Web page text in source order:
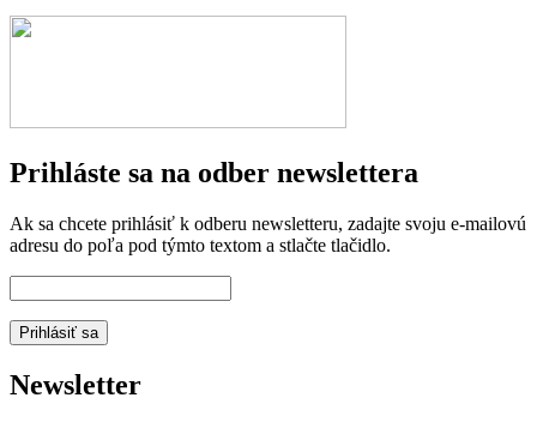
Prihláste sa na odber newslettera
Ak sa chcete prihlásiť k odberu newsletteru, zadajte svoju e-mailovú
adresu do poľa pod týmto textom a stlačte tlačidlo.
Newsletter